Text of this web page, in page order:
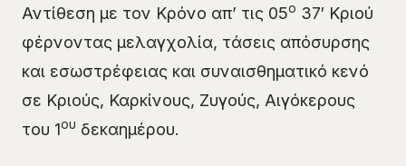
Αντίθεση με τον Κρόνο απ’ τις 05ο 37′ Κριού
φέρνοντας μελαγχολία, τάσεις απόσυρσης
και εσωστρέφειας και συναισθηματικό κενό
σε Κριούς, Καρκίνους, Ζυγούς, Αιγόκερους
του 1ου δεκαημέρου.